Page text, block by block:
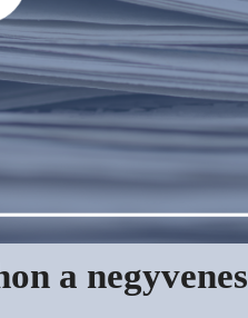
a negyvenes